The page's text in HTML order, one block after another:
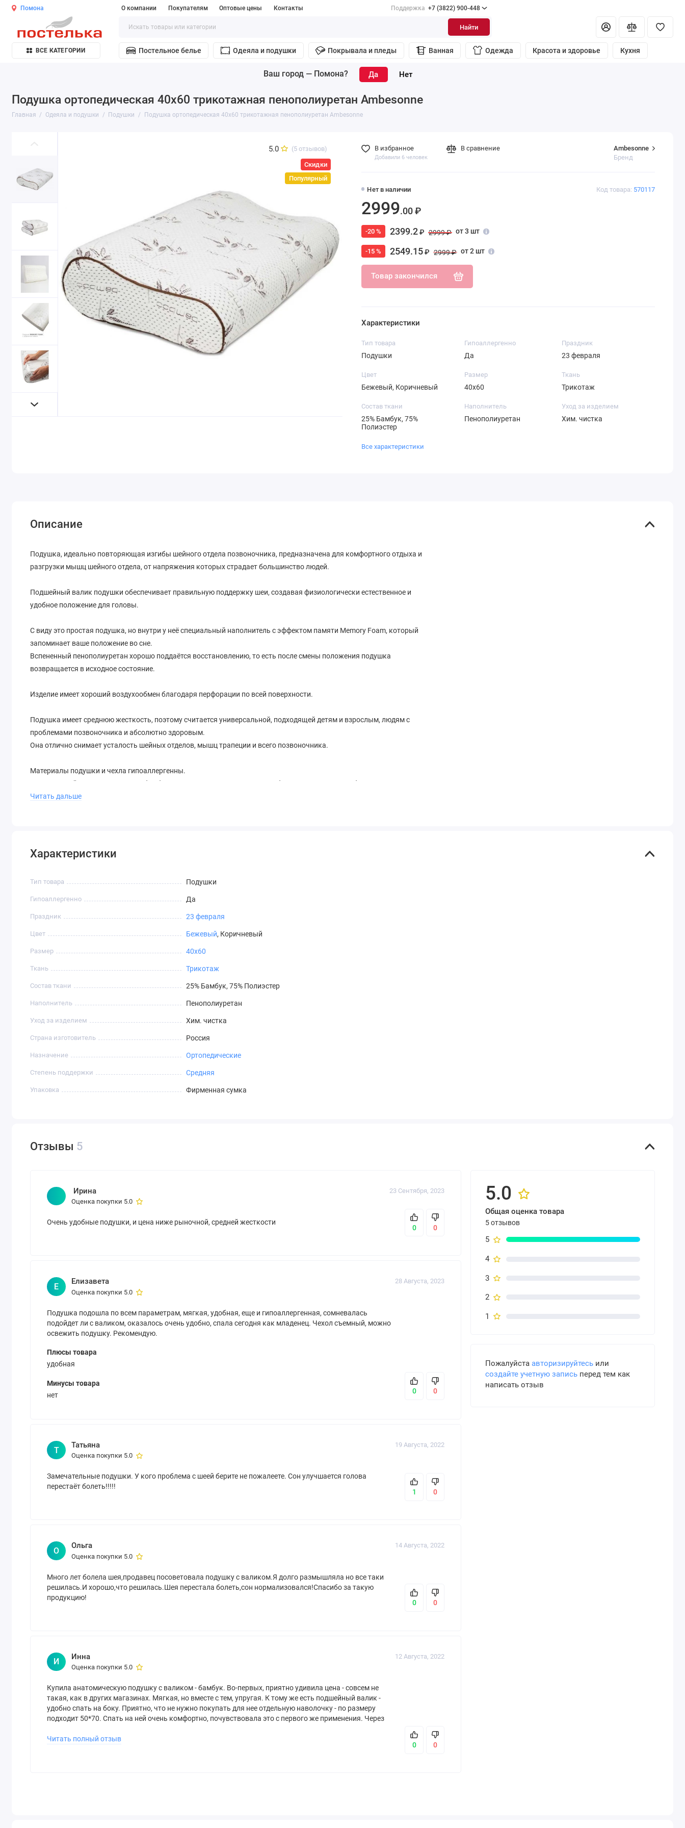
Помона О компании Покупателям Оптовые цены Контакты Поддержка +7 (3822) 900-448
Найти
ВСЕ КАТЕГОРИИ Постельное белье Одеяла и подушки Покрывала и пледы Ванная Одежда Красота и здоровье Кухня
Ваш город — Помона?
Подушка ортопедическая 40х60 трикотажная пенополиуретан Ambesonne
Главная Одеяла и подушки Подушки Подушка ортопедическая 40х60 трикотажная пенополиуретан Ambesonne
5.0 (5 отзывов)
Скидки
Популярный
Код товара: 570117
Ambesonne
Бренд
Нет в наличии
2999.00 ₽
-20 % 2399.2₽ 2999 ₽ от 3 шт
-15 % 2549.15₽ 2999 ₽ от 2 шт
Товар закончился
В избранное
Добавили 6 человек
В сравнение
Характеристики
Тип товара
Подушки
Гипоаллергенно
Да
Праздник
23 февраля
Цвет
Бежевый, Коричневый
Размер
40х60
Ткань
Трикотаж
Состав ткани
25% Бамбук, 75%
Полиэстер
Наполнитель
Пенополиуретан
Уход за изделием
Хим. чистка
Все характеристики
Описание
Подушка, идеально повторяющая изгибы шейного отдела позвоночника, предназначена для комфортного отдыха и
разгрузки мышц шейного отдела, от напряжения которых страдает большинство людей.
Подшейный валик подушки обеспечивает правильную поддержку шеи, создавая физиологически естественное и
удобное положение для головы.
С виду это простая подушка, но внутри у неё специальный наполнитель с эффектом памяти Memory Foam, который
запоминает ваше положение во сне.
Вспененный пенополиуретан хорошо поддаётся восстановлению, то есть после смены положения подушка
возвращается в исходное состояние.
Изделие имеет хороший воздухообмен благодаря перфорации по всей поверхности.
Подушка имеет среднюю жесткость, поэтому считается универсальной, подходящей детям и взрослым, людям с
проблемами позвоночника и абсолютно здоровым.
Она отлично снимает усталость шейных отделов, мышц трапеции и всего позвоночника.
Материалы подушки и чехла гипоаллергенны.
Трикотажный чехол выполнен из бамбукового волокна. Этот материал обладает мощным антибактериальным
эффектом, хорошей гигроскопичностью и воздухопроницаемостью.
Читать дальше
Характеристики
Тип товара Подушки
Гипоаллергенно Да
Праздник 23 февраля
Цвет Бежевый, Коричневый
Размер 40х60
Ткань Трикотаж
Состав ткани 25% Бамбук, 75% Полиэстер
Наполнитель Пенополиуретан
Уход за изделием Хим. чистка
Страна изготовитель Россия
Назначение Ортопедические
Степень поддержки Средняя
Упаковка Фирменная сумка
Отзывы 5
Ирина
Оценка покупки 5.0
23 Сентября, 2023
Очень удобные подушки, и цена ниже рыночной, средней жесткости
0 0
Е
Елизавета
Оценка покупки 5.0
28 Августа, 2023
Подушка подошла по всем параметрам, мягкая, удобная, еще и гипоаллергенная, сомневалась
подойдет ли с валиком, оказалось очень удобно, спала сегодня как младенец. Чехол съемный, можно
освежить подушку. Рекомендую.
Плюсы товара
удобная
Минусы товара
нет
0 0
Т
Татьяна
Оценка покупки 5.0
19 Августа, 2022
Замечательные подушки. У кого проблема с шеей берите не пожалеете. Сон улучшается голова
перестаёт болеть!!!!!
1 0
О
Ольга
Оценка покупки 5.0
14 Августа, 2022
Много лет болела шея,продавец посоветовала подушку с валиком.Я долго размышляла но все таки
решилась.И хорошо,что решилась.Шея перестала болеть,сон нормализовался!Спасибо за такую
продукцию!
0 0
И
Инна
Оценка покупки 5.0
12 Августа, 2022
Купила анатомическую подушку с валиком - бамбук. Во-первых, приятно удивила цена - совсем не
такая, как в других магазинах. Мягкая, но вместе с тем, упругая. К тому же есть подшейный валик -
удобно спать на боку. Приятно, что не нужно покупать для нее отдельную наволочку - по размеру
подходит 50*70. Спать на ней очень комфортно, почувствовала это с первого же применения. Через
Читать полный отзыв
0 0
5.0
Общая оценка товара
5 отзывов
5
4
3
2
1
Пожалуйста авторизируйтесьили
создайте учетную записьперед тем как
написать отзыв